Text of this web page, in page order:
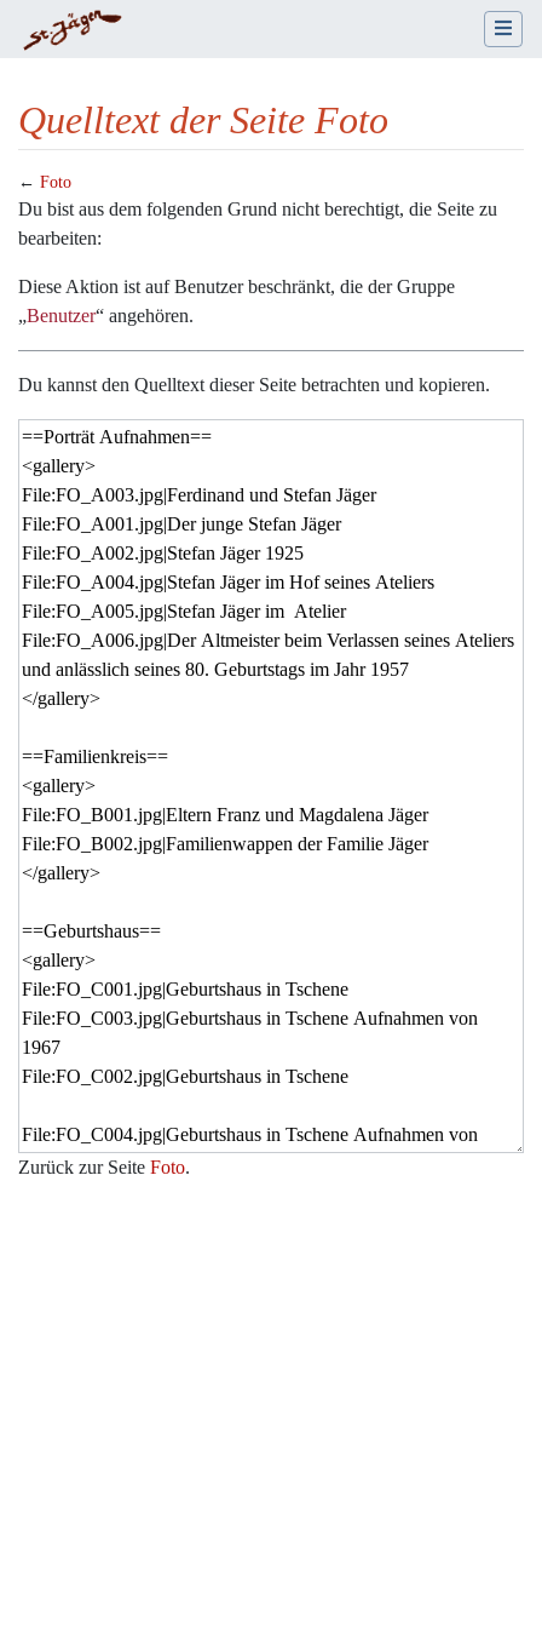
Quelltext der Seite Foto
← Foto
Wechseln zu:Navigation,Suche
Du bist aus dem folgenden Grund nicht berechtigt, die Seite zu
bearbeiten:
Diese Aktion ist auf Benutzer beschränkt, die der Gruppe
„Benutzer“ angehören.
Du kannst den Quelltext dieser Seite betrachten und kopieren.
Zurück zur Seite Foto.